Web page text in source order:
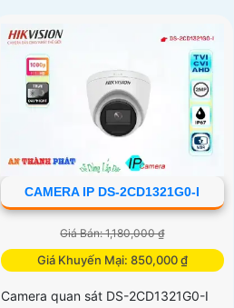
CAMERA IP DS-2CD1321G0-I
Giá Bán: 1,180,000 ₫
Giá Khuyến Mại: 850,000 ₫
Camera quan sát DS-2CD1321G0-I